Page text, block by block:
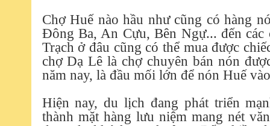
Chợ Huế nào hầu như cũng có hàng
Đông Ba, An Cựu, Bên Ngự... đến các
Trạch ở đâu cũng có thể mua được
chợ Dạ Lê là chợ chuyên bán nón
năm nay, là đầu mối lớn để nón Huế
Hiện nay, du lịch đang phát triển
thành mặt hàng lưu niệm mang nét